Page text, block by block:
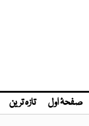
صفحۂ اول تازہ ترین